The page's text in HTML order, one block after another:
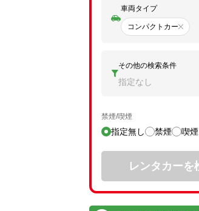
車両タイプ
コンパクトカー
その他の検索条件
指定なし
禁煙/喫煙
指定無し 禁煙 喫煙
レンタカーを